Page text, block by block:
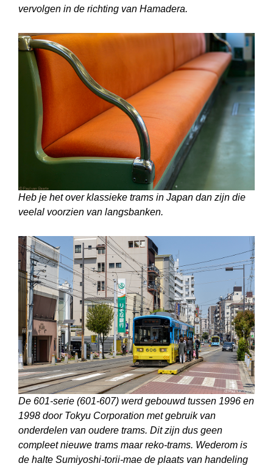
vervolgen in de richting van Hamadera.
Heb je het over klassieke trams in Japan dan zijn die
veelal voorzien van langs­banken.
De 601-serie (601-607) werd gebouwd tussen 1996 en
1998 door Tokyu Corporation met gebruik van
onderdelen van oudere trams. Dit zijn dus geen
compleet nieuwe trams maar reko-trams. Wederom is
de halte Sumiyoshi-torii-mae de plaats van handeling